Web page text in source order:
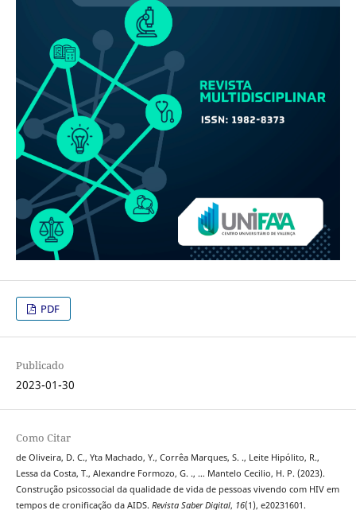
PDF
Publicado
2023-01-30
Como Citar
de Oliveira, D. C., Yta Machado, Y., Corrêa Marques, S. ., Leite Hipólito, R.,
Lessa da Costa, T., Alexandre Formozo, G. ., … Mantelo Cecilio, H. P. (2023).
Construção psicossocial da qualidade de vida de pessoas vivendo com HIV em
tempos de cronificação da AIDS. Revista Saber Digital, 16(1), e20231601.